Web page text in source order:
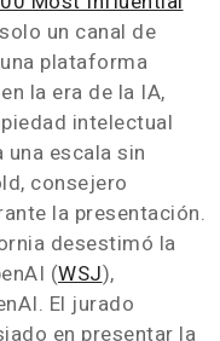
un canal de
plataforma
la era de la IA,
intelectual
escala sin
consejero
la presentación.
desestimó la
(WSJ),
El jurado
en presentar la